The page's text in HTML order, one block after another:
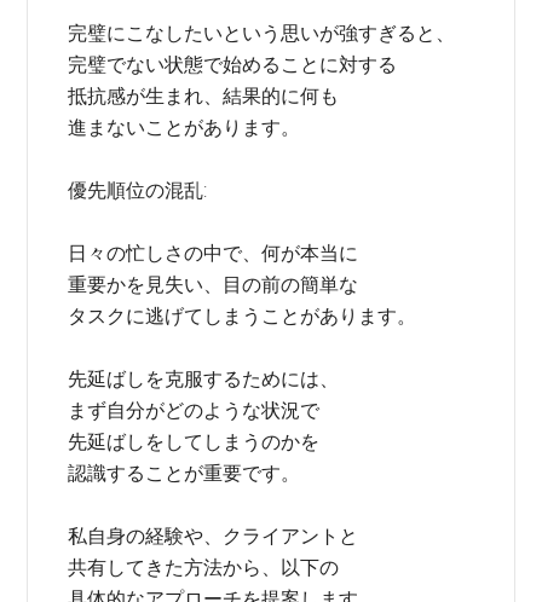
完璧にこなしたいという思いが強すぎると、
完璧でない状態で始めることに対する
抵抗感が生まれ、結果的に何も
進まないことがあります。
優先順位の混乱:
日々の忙しさの中で、何が本当に
重要かを見失い、目の前の簡単な
タスクに逃げてしまうことがあります。
先延ばしを克服するためには、
まず自分がどのような状況で
先延ばしをしてしまうのかを
認識することが重要です。
私自身の経験や、クライアントと
共有してきた方法から、以下の